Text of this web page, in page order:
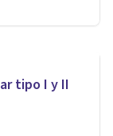
tipo I y II